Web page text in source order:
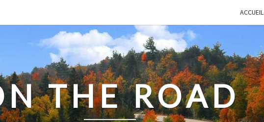
ACCUEIL
THE ROAD